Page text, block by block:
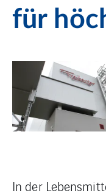
für
In der